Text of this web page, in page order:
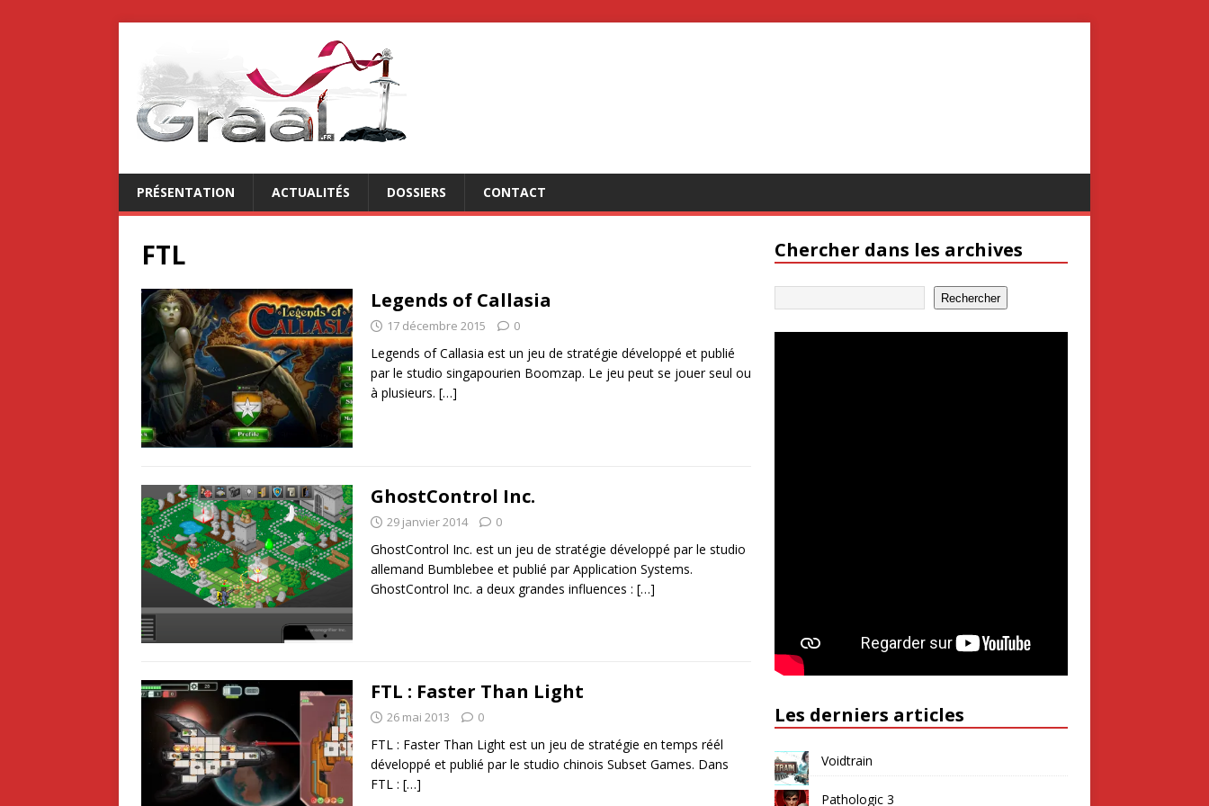
PRÉSENTATION ACTUALITÉS DOSSIERS CONTACT
FTL
Legends of Callasia
17 décembre 2015 0
Legends of Callasia est un jeu de stratégie développé et publié
par le studio singapourien Boomzap. Le jeu peut se jouer seul ou
à plusieurs. […]
GhostControl Inc.
29 janvier 2014 0
GhostControl Inc. est un jeu de stratégie développé par le studio
allemand Bumblebee et publié par Application Systems.
GhostControl Inc. a deux grandes influences : […]
FTL : Faster Than Light
26 mai 2013 0
FTL : Faster Than Light est un jeu de stratégie en temps réél
développé et publié par le studio chinois Subset Games. Dans
FTL : […]
Chercher dans les archives
Rechercher
Les derniers articles
Voidtrain
Pathologic 3